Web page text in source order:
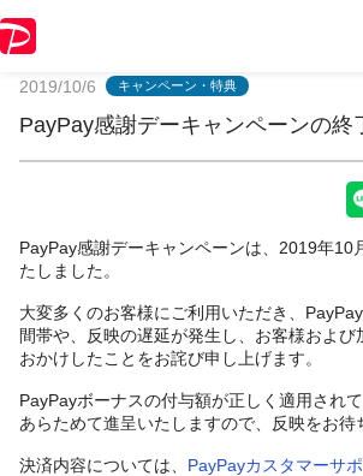
2019/10/6 キャンペーン・特典
PayPay感謝デーキャンペーンの終
PayPay感謝デーキャンペーンは、2019年10
たしました。
大変多くのお客様にご利用いただき、
間帯や、反映の遅延が発生し、お客様および
おかけしたことをお詫び申し上げます。
PayPayボーナスの付与額が正しく適用され
あらためて進呈いたしますので、反映をお待
決済内容については、 PayPayカスタマーサ